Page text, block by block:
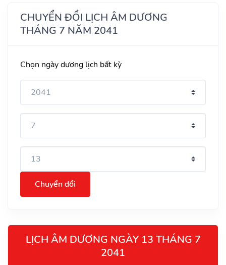
CHUYỂN ĐỔI LỊCH ÂM DƯƠNG
THÁNG 7 NĂM 2041
Chọn ngày dương lịch bất kỳ
Chuyển đổi
LỊCH ÂM DƯƠNG NGÀY 13 THÁNG 7
2041